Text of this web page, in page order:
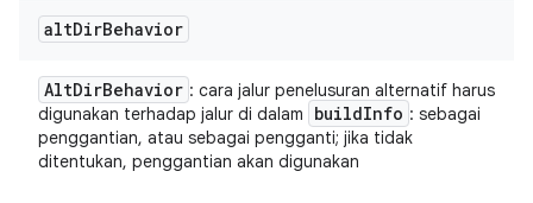
altDirBehavior
AltDirBehavior : cara jalur penelusuran alternatif harus
digunakan terhadap jalur di dalam
buildInfo : sebagai
penggantian, atau sebagai pengganti; jika tidak
ditentukan, penggantian akan digunakan